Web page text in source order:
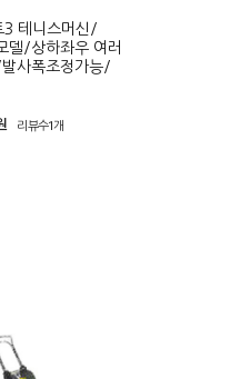
3 테니스머신/
델/상하좌우 여러
사폭조정가능/
리뷰수1개